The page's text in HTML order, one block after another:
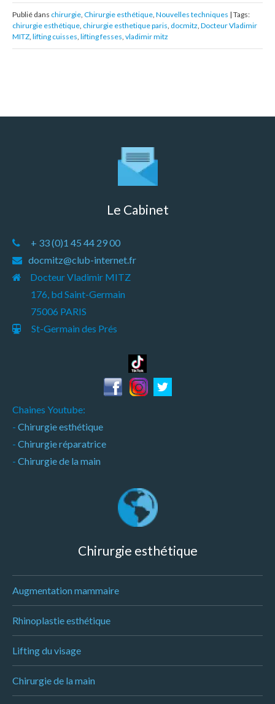
Publié dans chirurgie, Chirurgie esthétique, Nouvelles techniques | Tags:
chirurgie esthétique, chirurgie esthetique paris, docmitz, Docteur Vladimir
MITZ, lifting cuisses, lifting fesses, vladimir mitz
Le Cabinet
+ 33 (0)1 45 44 29 00
docmitz@club-internet.fr
Docteur Vladimir MITZ
176, bd Saint-Germain
75006 PARIS
St-Germain des Prés
Chaines Youtube:
- Chirurgie esthétique
- Chirurgie réparatrice
- Chirurgie de la main
Chirurgie esthétique
Augmentation mammaire
Rhinoplastie esthétique
Lifting du visage
Chirurgie de la main